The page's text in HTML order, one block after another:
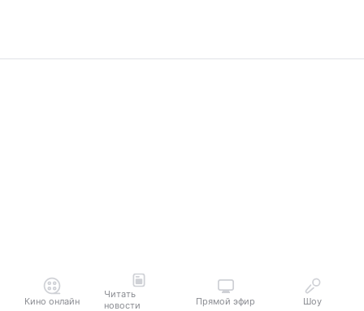
Кино онлайн
Читать
новости
Прямой эфир Шоу